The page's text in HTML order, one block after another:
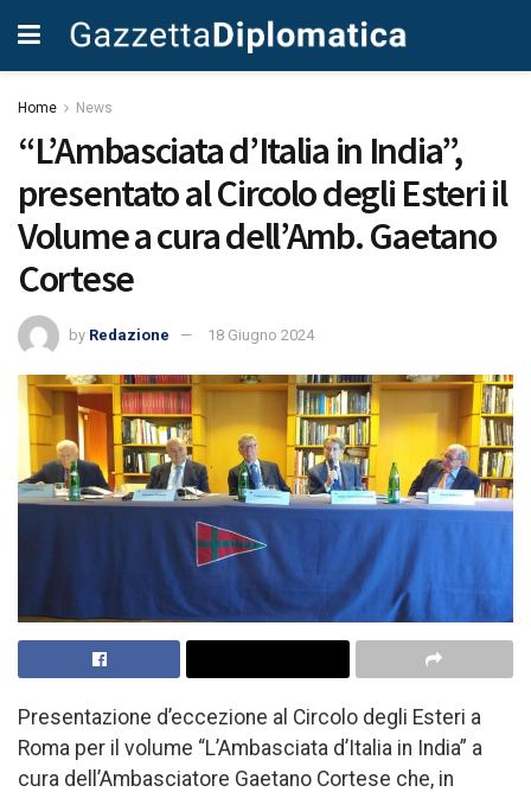
Home News
“L’Ambasciata d’Italia in India”,
presentato al Circolo degli Esteri il
Volume a cura dell’Amb. Gaetano
Cortese
by Redazione 18 Giugno 2024
Presentazione d’eccezione al Cir­co­lo de­gli Este­ri a
Roma per il vo­lu­me “L’Am­ba­scia­ta d’I­ta­lia in In­dia” a
cura del­l’Am­ba­scia­to­re Gae­ta­no Cor­te­se che, in